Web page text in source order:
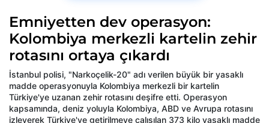
Emniyetten dev operasyon:
Kolombiya merkezli kartelin zehir
rotasını ortaya çıkardı
İstanbul polisi, "Narkoçelik-20" adı verilen büyük bir yasaklı
madde operasyonuyla Kolombiya merkezli bir kartelin
Türkiye'ye uzanan zehir rotasını deşifre etti. Operasyon
kapsamında, deniz yoluyla Kolombiya, ABD ve Avrupa rotasını
izleyerek Türkiye'ye getirilmeye çalışılan 373 kilo yasaklı madde